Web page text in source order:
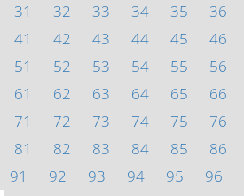
31
32 33 34 35 36
41
42 43 44 45 46
51
52 53 54 55 56
61
62 63 64 65 66
71
72 73 74 75 76
81
82 83 84 85 86
91
92 93 94 95 96